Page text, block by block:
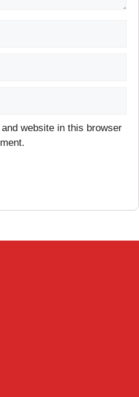
website in this browser